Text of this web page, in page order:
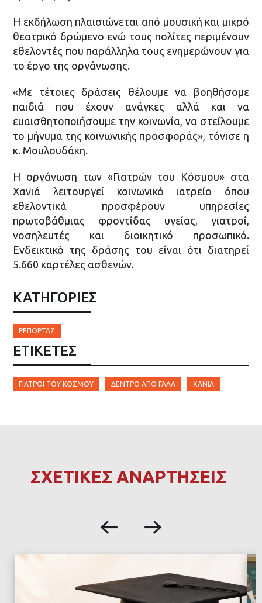
Η εκδήλωση πλαισιώνεται από μουσική και μικρό
θεατρικό δρώμενο ενώ τους πολίτες περιμένουν
εθελοντές που παράλληλα τους ενημερώνουν για
το έργο της οργάνωσης.
«Με τέτοιες δράσεις θέλουμε να βοηθήσομε
παιδιά που έχουν ανάγκες αλλά και να
ευαισθητοποιήσουμε την κοινωνία, να στείλουμε
το μήνυμα της κοινωνικής προσφοράς», τόνισε η
κ. Μουλουδάκη.
Η οργάνωση των «Γιατρών του Κόσμου» στα
Χανιά λειτουργεί κοινωνικό ιατρείο όπου
εθελοντικά προσφέρουν υπηρεσίες
πρωτοβάθμιας φροντίδας υγείας, γιατροί,
νοσηλευτές και διοικητικό προσωπικό.
Ενδεικτικό της δράσης του είναι ότι διατηρεί
5.660 καρτέλες ασθενών.
ΚΑΤΗΓΟΡΙΕΣ
ΡΕΠΟΡΤΆΖ
ΕΤΙΚΈΤΕΣ
ΓΙΑΤΡΟΊ ΤΟΥ ΚΌΣΜΟΥ ΔΈΝΤΡΟ ΑΠΌ ΓΆΛΑ ΧΑΝΙΆ
ΣΧΕΤΙΚΕΣ ΑΝΑΡΤΗΣΕΙΣ